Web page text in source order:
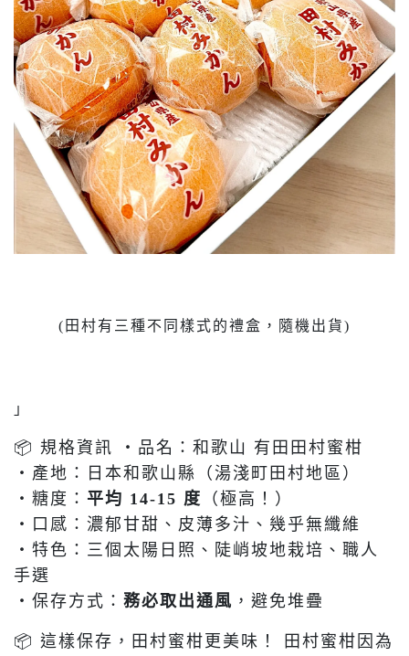
(田村有三種不同樣式的禮盒，隨機出貨)
」
📦 規格資訊 ・品名：和歌山 有田田村蜜柑
・產地：日本和歌山縣（湯淺町田村地區）
・糖度： 平均 14-15 度 （極高！）
・口感：濃郁甘甜、皮薄多汁、幾乎無纖維
・特色：三個太陽日照、陡峭坡地栽培、職人
手選
・保存方式： 務必取出通風 ，避免堆疊
📦 這樣保存，田村蜜柑更美味！ 田村蜜柑因為